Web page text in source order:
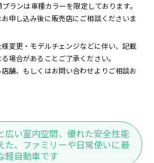
ランは車種カラーを限定しております。
申し込み後に販売店にご相談くださいま
変更・モデルチェンジなどに伴い、記載
場合があることご了承ください。
舗、もしくはお問い合わせよりご相談お
広い室内空間、優れた安全性能
た、ファミリーや日常使いに最
軽自動車です